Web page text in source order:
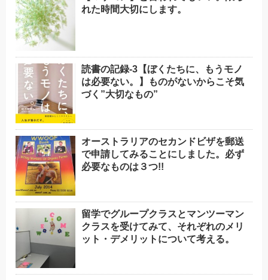
れた時間大切にします。
読書の記録-3【ぼくたちに、もうモノ
は必要ない。】ものがないからこそ気
づく”大切なもの”
オーストラリアのセカンドビザを郵送
で申請してみることにしました。必ず
必要なものは３つ!!
留学でグループクラスとマンツーマン
クラスを受けてみて、それぞれのメリ
ット・デメリットについて考える。